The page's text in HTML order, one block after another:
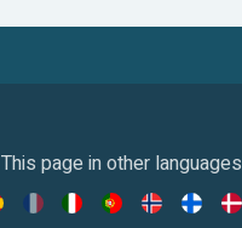
This page in other languages